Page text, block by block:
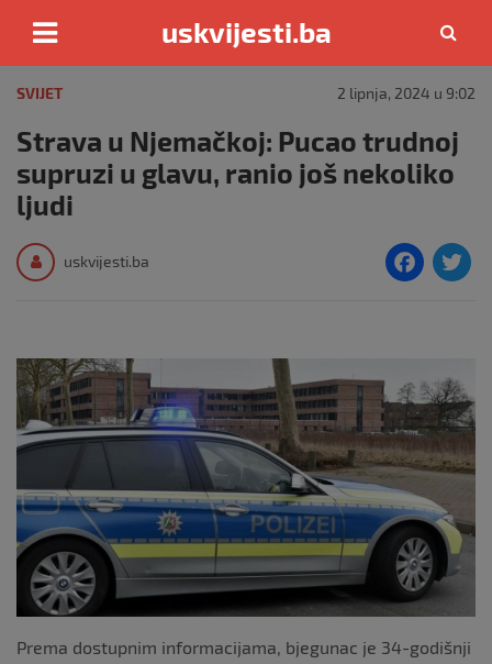
content
uskvijesti.ba
SVIJET 2 lipnja, 2024 u 9:02
Strava u Njemačkoj: Pucao trudnoj
supruzi u glavu, ranio još nekoliko
ljudi
uskvijesti.ba
F
b
o
o
k
Prema dostupnim informacijama, bjegunac je 34-godišnji